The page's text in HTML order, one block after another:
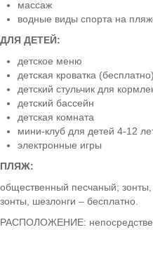
массаж
водные виды спорта на
ДЛЯ ДЕТЕЙ:
детское меню
детская кроватка (бесплатно)
детский стульчик для
детский бассейн
детская комната
мини-клуб для детей 4-12
электронные игры
ПЛЯЖ:
общественный песчаный;
зонты, шезлонги – бесплатно.
РАСПОЛОЖЕНИЕ: